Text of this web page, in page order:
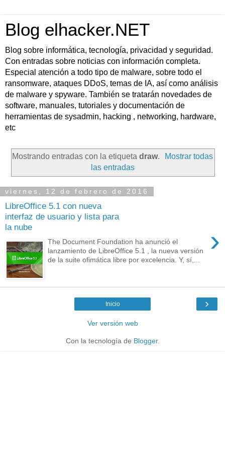
Blog elhacker.NET
Blog sobre informática, tecnología, privacidad y seguridad.
Con entradas sobre noticias con información completa.
Especial atención a todo tipo de malware, sobre todo el
ransomware, ataques DDoS, temas de IA, así como análisis
de malware y spyware. También se tratarán novedades de
software, manuales, tutoriales y documentación de
herramientas de sysadmin, hacking , networking, hardware,
etc
Mostrando entradas con la etiqueta draw.
Mostrar todas
las entradas
viernes, 12 de febrero de 2016
LibreOffice 5.1 con nueva
interfaz de usuario y lista para
la nube
›
The Document Foundation ha anunció el
lanzamiento de LibreOffice 5.1 , la nueva versión
de la suite ofimática libre por excelencia. Y, sí,...
›
Inicio
Ver versión web
Con la tecnología de Blogger.